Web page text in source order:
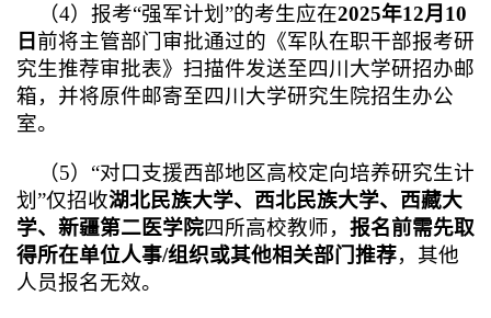
（4）报考“强军计划”的考生应在2025年12月10
日 前将主管部门审批通过的《军队在职干部报考研
究生推荐审批表》扫描件发送至四川大学研招办邮
箱，并将原件邮寄至四川大学研究生院招生办公
室。
（5）“对口支援西部地区高校定向培养研究生计
划”仅招收湖北民族大学、西北民族大学、西藏大
学、新疆第二医学院四所高校教师， 报名前需先取
得所在单位人事/组织或其他相关部门推荐，其他
人员报名无效。